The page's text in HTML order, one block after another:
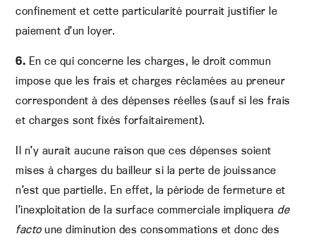
confinement et cette particularité pourrait justifier le
paiement d’un loyer.
6. En ce qui concerne les charges, le droit commun
impose que les frais et charges réclamées au preneur
correspondent à des dépenses réelles (sauf si les frais
et charges sont fixés forfaitairement).
Il n’y aurait aucune raison que ces dépenses soient
mises à charges du bailleur si la perte de jouissance
n’est que partielle. En effet, la période de fermeture et
l’inexploitation de la surface commerciale impliquera de
factoune diminution des consommations et donc des